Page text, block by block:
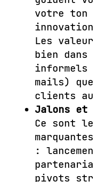
votre ton
Les
bien dans
mails)
clients
Jalons et
Ce sont
:
pivots